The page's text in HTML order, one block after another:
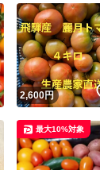
いいね！
2,600円
最大10%対象